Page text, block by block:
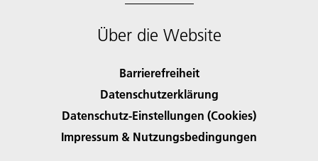
Über die Website
Barrierefreiheit
Datenschutzerklärung
Datenschutz-Einstellungen (Cookies)
Impressum & Nutzungsbedingungen